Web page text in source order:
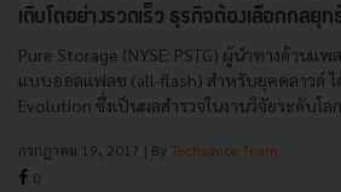
เติบโตอย่างรวดเร็ว ธุรกิจต้องเลือกกลยุท
Pure Storage (NYSE: PSTG) ผู้นำทางด้านแ
แบบออลแฟลช (all-flash) สำหรับยุคคลาวด์ ไ
Evolution ซึ่งเป็นผลสำรวจในงานวิจัยระดับโลก
กรกฎาคม 19, 2017 | By Techsauce Team
0